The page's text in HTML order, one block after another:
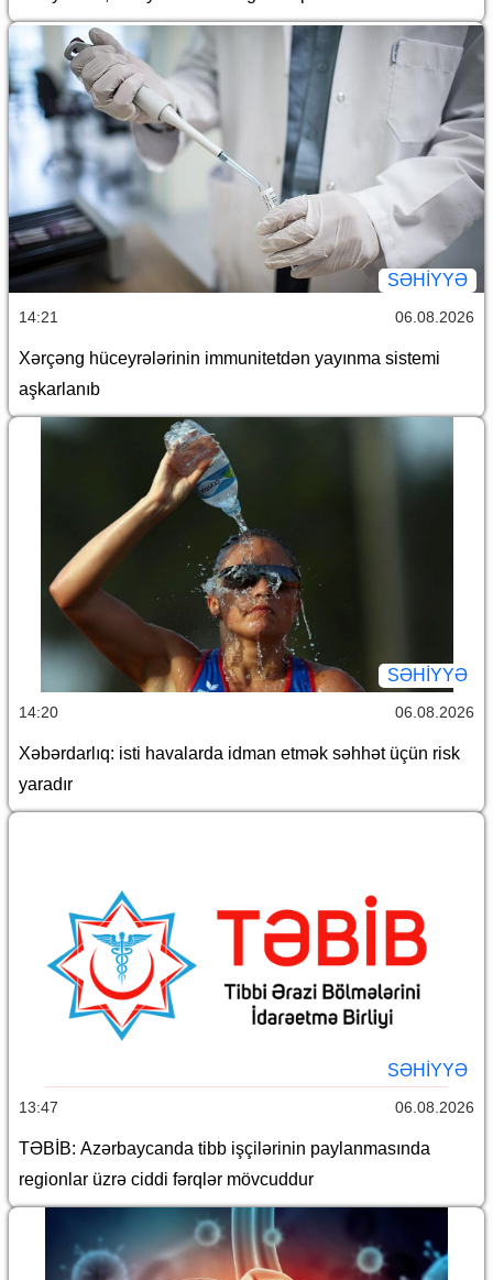
SƏHIYYƏ
14:21 06.08.2026
Xərçəng hüceyrələrinin immunitetdən yayınma sistemi
aşkarlanıb
SƏHIYYƏ
14:20 06.08.2026
Xəbərdarlıq: isti havalarda idman etmək səhhət üçün risk
yaradır
SƏHIYYƏ
13:47 06.08.2026
TƏBİB: Azərbaycanda tibb işçilərinin paylanmasında
regionlar üzrə ciddi fərqlər mövcuddur